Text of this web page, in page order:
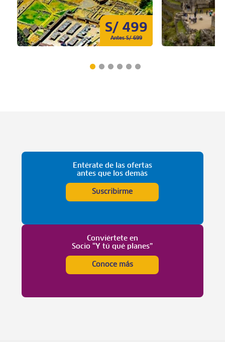
S/ 499
Antes S/ 699
Entérate de las ofertas
antes que los demás
Suscribirme
Conviértete en
Socio “Y tú qué planes”
Conoce más